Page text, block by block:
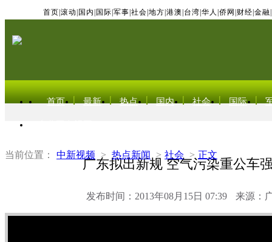
首页 滚动 国内 国际 军事 社会 地方 港澳 台湾 华人 侨网 财经 金融
首页 最新 热点 国内 社会 国际
当前位置： 中新视频 > 热点新闻 > 社会 > 正文
广东拟出新规 空气污染重公车
发布时间：2013年08月15日 07:39 来源：